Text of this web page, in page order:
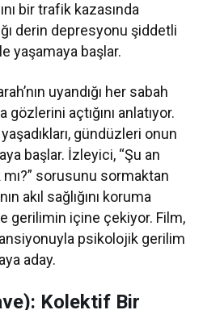
bir trafik kazasında
derin depresyonu şiddetli
yaşamaya başlar.
uyandığı her sabah
açtığını anlatıyor.
gündüzleri onun
başlar. İzleyici, “Şu an
mı?” sorusunu sormaktan
akıl sağlığını koruma
gerilimin içine çekiyor. Film,
psikolojik gerilim
aday.
Kolektif Bir